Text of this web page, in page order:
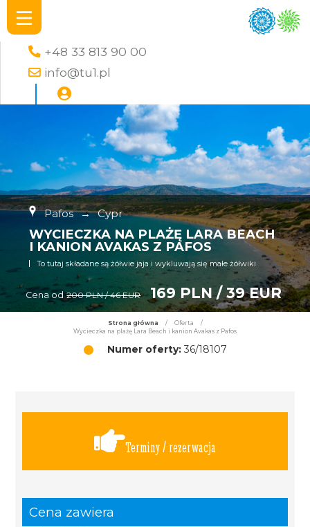
+48 33 813 90 00
info@tu1.pl
Pafos → Cypr
WYCIECZKA NA PLAŻĘ LARA BEACH
I KANION AVAKAS Z PAFOS
To tutaj składane są żółwie jaja i wykluwają się małe żółwiki
Cena od 200 PLN / 46 EUR 169 PLN / 39 EUR
Strona główna / Oferta
/
Wycieczka na plażę Lara Beach i kanion Avakas z Pafos
Numer oferty:36/18107
Terminy / rezerwacja
Cena zawiera